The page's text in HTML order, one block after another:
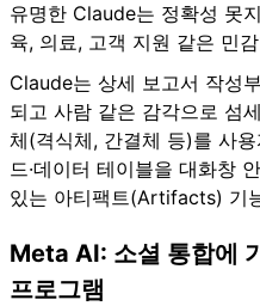
유명한 Claude는 정확성 못
육, 의료, 고객 지원 같은 민
Claude는 상세 보고서 작성
되고 사람 같은 감각으로 섬
체(격식체, 간결체 등)를 사
드·데이터 테이블을 대화창
있는 아티팩트(Artifacts) 기
Meta AI: 소셜 통합에
프로그램